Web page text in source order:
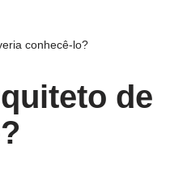
conhecê-lo?
de